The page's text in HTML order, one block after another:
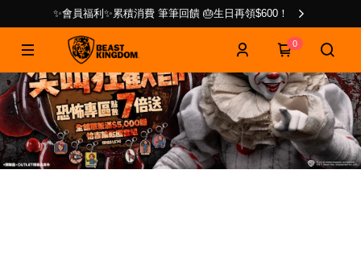
✨會員福利✨累積消費 筆筆回饋 🎂生日再領$600！
0